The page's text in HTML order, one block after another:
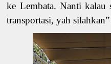
ke Lembata. Nanti kalau
transportasi, yah